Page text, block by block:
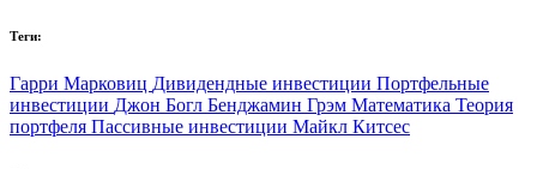
Теги:
Гарри Марковиц Дивидендные инвестиции Портфельные
инвестиции Джон Богл Бенджамин Грэм Математика Теория
портфеля Пассивные инвестиции Майкл Китсес